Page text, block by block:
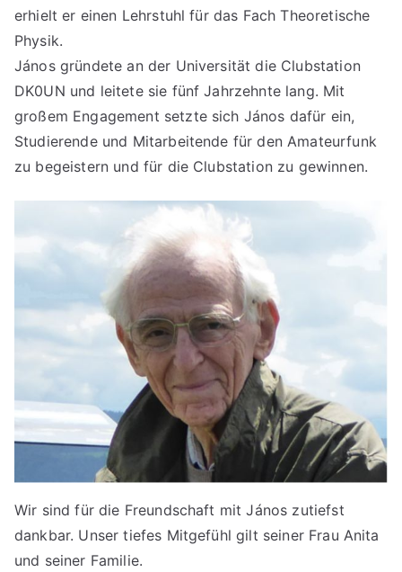
erhielt er einen Lehrstuhl für das Fach Theoretische
Physik.
János gründete an der Universität die Clubstation
DK0UN und leitete sie fünf Jahrzehnte lang. Mit
großem Engagement setzte sich János dafür ein,
Studierende und Mitarbeitende für den Amateurfunk
zu begeistern und für die Clubstation zu gewinnen.
Wir sind für die Freundschaft mit János zutiefst
dankbar. Unser tiefes Mitgefühl gilt seiner Frau Anita
und seiner Familie.